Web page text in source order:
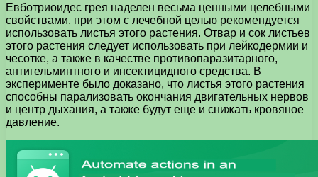
Евботриоидес грея наделен весьма ценными целебными
свойствами, при этом с лечебной целью рекомендуется
использовать листья этого растения. Отвар и сок листьев
этого растения следует использовать при лейкодермии и
чесотке, а также в качестве противопаразитарного,
антигельминтного и инсектицидного средства. В
эксперименте было доказано, что листья этого растения
способны парализовать окончания двигательных нервов
и центр дыхания, а также будут еще и снижать кровяное
давление.